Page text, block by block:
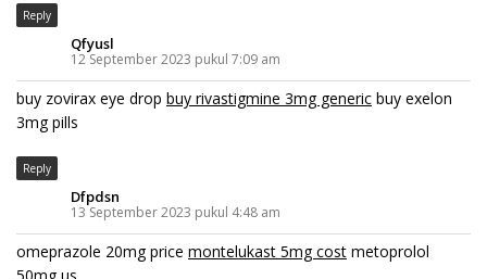
Reply
Qfyusl
12 September 2023 pukul 7:09 am
buy zovirax eye drop buy rivastigmine 3mg generic buy exelon
3mg pills
Reply
Dfpdsn
13 September 2023 pukul 4:48 am
omeprazole 20mg price montelukast 5mg cost metoprolol